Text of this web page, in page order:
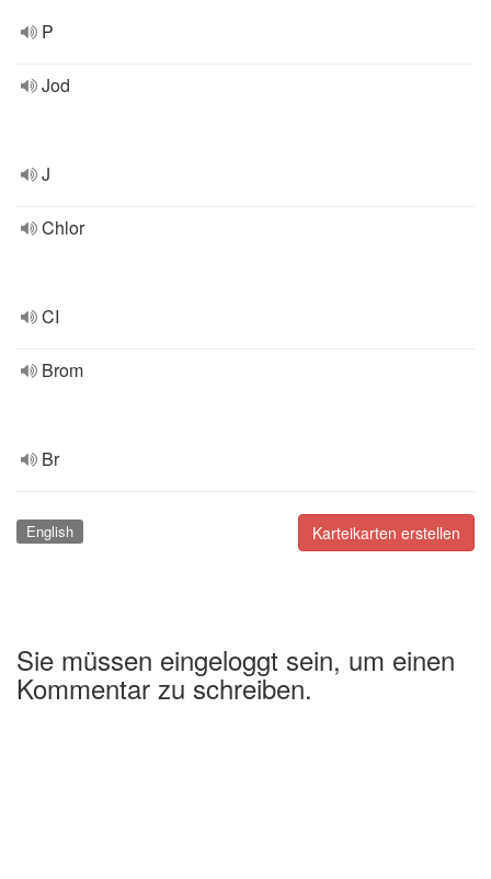
P
Jod
J
Chlor
CI
Brom
Br
Karteikarten erstellen
English
Sie müssen eingeloggt sein, um einen
Kommentar zu schreiben.